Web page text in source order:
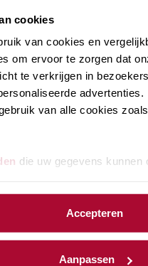
cookies
van cookies en
om ervoor te zorgen dat
te verkrijgen in
advertenties.
van alle cookies
die uw gegevens kunnen
Accepteren
Aanpassen